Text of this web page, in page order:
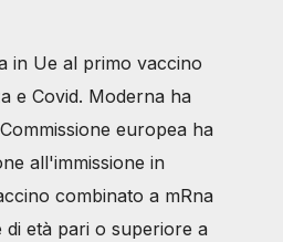
in Ue al primo vaccino
e Covid. Moderna ha
europea ha
all'immissione in
combinato a mRna
età pari o superiore a